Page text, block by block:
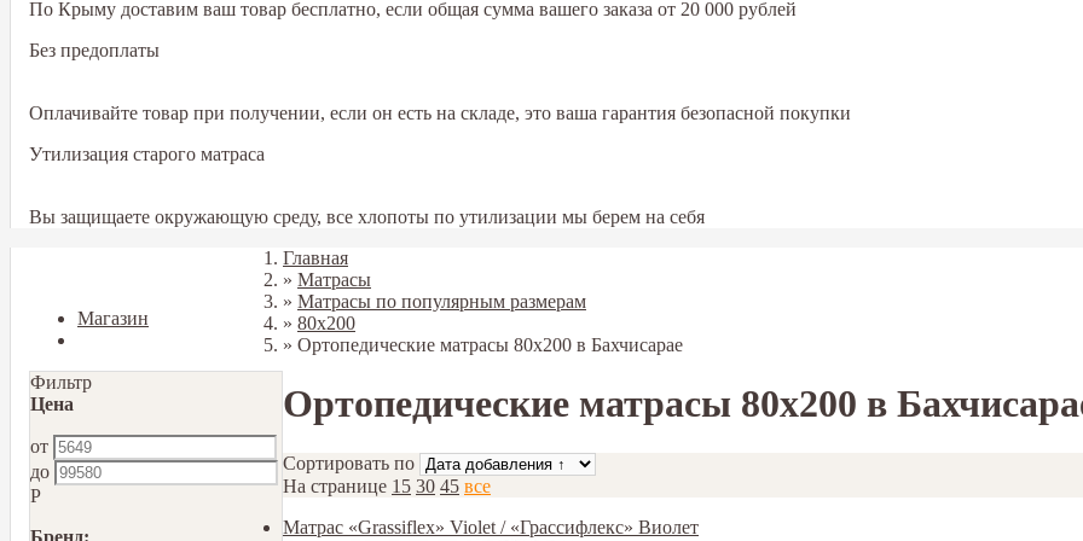
По Крыму доставим ваш товар бесплатно, если общая сумма вашего заказа от 20 000 рублей
Без предоплаты
Оплачивайте товар при получении, если он есть на складе, это ваша гарантия безопасной покупки
Утилизация старого матраса
Вы защищаете окружающую среду, все хлопоты по утилизации мы берем на себя
Магазин
Фильтр
Цена
от
до
Р
Бренд:
Главная
» Матрасы
» Матрасы по популярным размерам
» 80x200
» Ортопедические матрасы 80х200 в Бахчисарае
Ортопедические матрасы 80х200 в
Сортировать по
На странице 15 30 45 все
Матрас «Grassiflex» Violet / «Грассифлекс» Виолет